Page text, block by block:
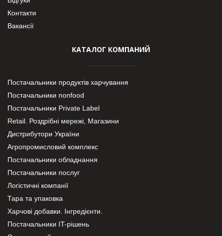
Контакти
Вакансії
КАТАЛОГ КОМПАНИЙ
Постачальники продуктів харчування
Постачальники nonfood
Постачальники Private Label
Retail. Роздрібні мережі, Магазини
Дистрибутори України
Агропромисловий комплекс
Постачальники обладнання
Постачальники послуг
Логістичні компанії
Тара та упаковка
Харчові добавки. Інгредієнти.
Постачальники IT-рішень